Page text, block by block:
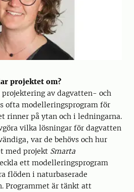
projektet om?
av dagvatten- och
ofta modelleringsprogram för
rinner på ytan och i ledningarna.
vilka lösningar för dagvatten
var de behövs och hur
med projekt Smarta
ett modelleringsprogram
flöden i naturbaserade
Programmet är tänkt att